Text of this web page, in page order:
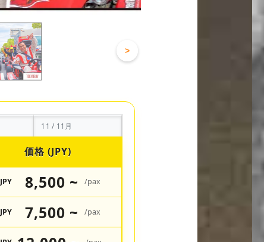
>
11 / 11月
価格 (JPY)
JPY 8,500 ~ /pax
JPY 7,500 ~ /pax